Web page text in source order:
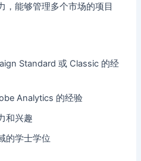
，能够管理多个市场的项目
Standard 或 Classic 的经
Analytics 的经验
和兴趣
的学士学位